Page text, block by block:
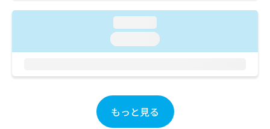
もっと見る
お
わ
は